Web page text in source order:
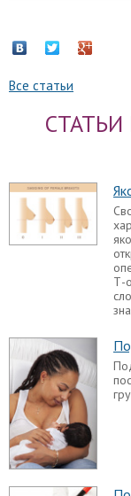
Все статьи
Т-